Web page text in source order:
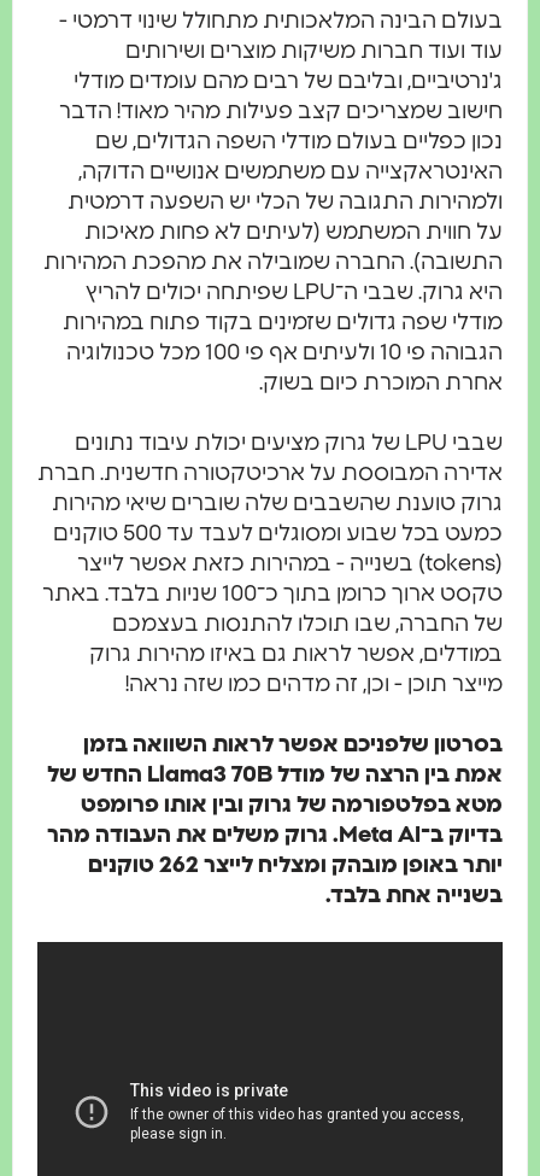
בעולם הבינה המלאכותית מתחולל שינוי דרמטי -
עוד ועוד חברות משיקות מוצרים ושירותים
ג'נרטיביים, ובליבם של רבים מהם עומדים מודלי
חישוב שמצריכים קצב פעילות מהיר מאוד! הדבר
נכון כפליים בעולם מודלי השפה הגדולים, שם
האינטראקצייה עם משתמשים אנושיים הדוקה,
ולמהירות התגובה של הכלי יש השפעה דרמטית
על חווית המשתמש (לעיתים לא פחות מאיכות
התשובה). החברה שמובילה את מהפכת המהירות
היא גרוק. שבבי ה־LPU שפיתחה יכולים להריץ
מודלי שפה גדולים שזמינים בקוד פתוח במהירות
הגבוהה פי 10 ולעיתים אף פי 100 מכל טכנולוגיה
אחרת המוכרת כיום בשוק.
שבבי LPU של גרוק מציעים יכולת עיבוד נתונים
אדירה המבוססת על ארכיטקטורה חדשנית. חברת
גרוק טוענת שהשבבים שלה שוברים שיאי מהירות
כמעט בכל שבוע ומסוגלים לעבד עד 500 טוקנים
(tokens) בשנייה - במהירות כזאת אפשר לייצר
טקסט ארוך כרומן בתוך כ־100 שניות בלבד. באתר
של החברה, שבו תוכלו להתנסות בעצמכם
במודלים, אפשר לראות גם באיזו מהירות גרוק
מייצר תוכן - וכן, זה מדהים כמו שזה נראה!
בסרטון שלפניכם אפשר לראות השוואה בזמן
אמת בין הרצה של מודל Llama3 70B החדש של
מטא בפלטפורמה של גרוק ובין אותו פרומפט
בדיוק ב־Meta AI. גרוק משלים את העבודה מהר
יותר באופן מובהק
ומצליח לייצר 262 טוקנים
בשנייה אחת בלבד.